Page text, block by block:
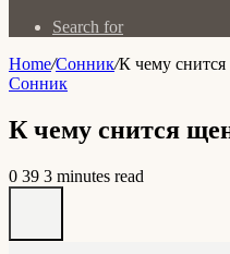
Search for
Home/Сонник/К чему
Сонник
К чему снится
0 39 3 minutes read